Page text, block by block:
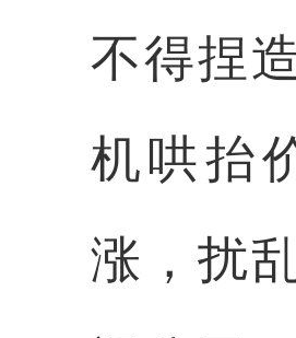
不得捏
机哄抬
涨，扰